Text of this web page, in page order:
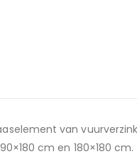
van
cm en 180×180 cm.